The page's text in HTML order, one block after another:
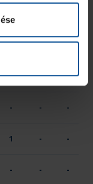
- - -
1 - -
- - -
1 - -
- - -